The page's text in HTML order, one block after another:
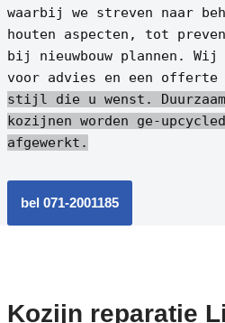
waarbij we streven naar
houten aspecten, tot
bij nieuwbouw plannen. Wij
voor advies en een offerte
stijl die u wenst.
kozijnen worden ge-
afgewerkt.
bel 071-2001185
Kozijn reparatie